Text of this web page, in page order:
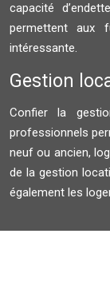
capacité
permettent aux
intéressante.
Gestion
Confier la
professionnels
neuf ou ancien,
de la gestion
également les